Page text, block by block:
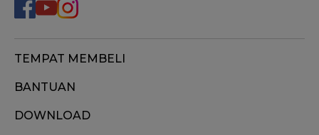
TEMPAT MEMBELI
BANTUAN
DOWNLOAD